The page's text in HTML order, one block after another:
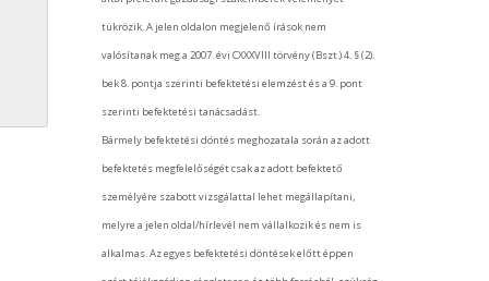
tükrözik. A jelen oldalon megjelenő írások nem
valósítanak meg a 2007. évi CXXXVIII törvény (Bszt.) 4. § (2).
bek 8. pontja szerinti befektetési elemzést és a 9. pont
szerinti befektetési tanácsadást.
Bármely befektetési döntés meghozatala során az adott
befektetés megfelelőségét csak az adott befektető
személyére szabott vizsgálattal lehet megállapítani,
melyre a jelen oldal/hírlevél nem vállalkozik és nem is
alkalmas. Az egyes befektetési döntések előtt éppen